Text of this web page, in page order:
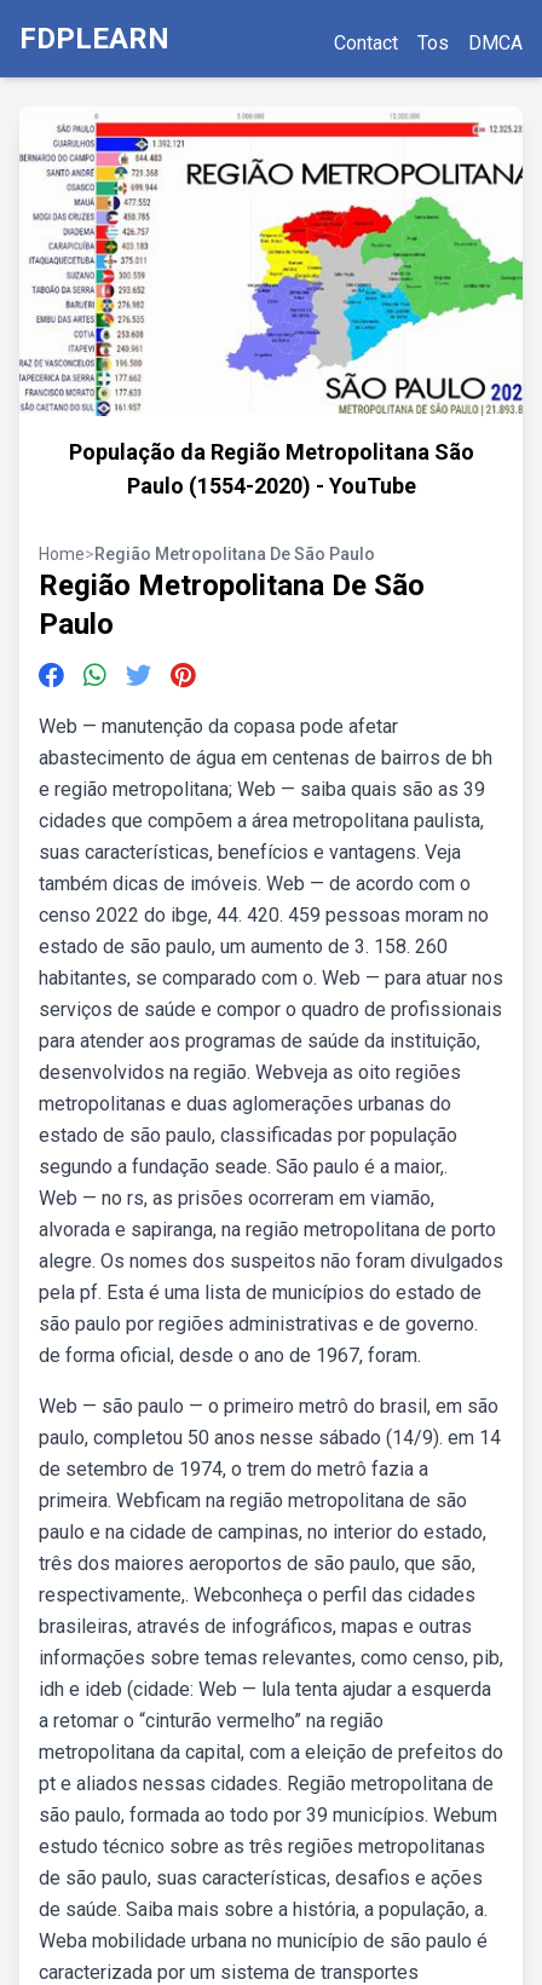
FDPLEARN Contact Tos DMCA
População da Região Metropolitana São
Paulo (1554-2020) - YouTube
Home>Região Metropolitana De São Paulo
Região Metropolitana De São
Paulo
Web — manutenção da copasa pode afetar
abastecimento de água em centenas de bairros de bh
e região metropolitana; Web — saiba quais são as 39
cidades que compõem a área metropolitana paulista,
suas características, benefícios e vantagens. Veja
também dicas de imóveis. Web — de acordo com o
censo 2022 do ibge, 44. 420. 459 pessoas moram no
estado de são paulo, um aumento de 3. 158. 260
habitantes, se comparado com o. Web — para atuar nos
serviços de saúde e compor o quadro de profissionais
para atender aos programas de saúde da instituição,
desenvolvidos na região. Webveja as oito regiões
metropolitanas e duas aglomerações urbanas do
estado de são paulo, classificadas por população
segundo a fundação seade. São paulo é a maior,.
Web — no rs, as prisões ocorreram em viamão,
alvorada e sapiranga, na região metropolitana de porto
alegre. Os nomes dos suspeitos não foram divulgados
pela pf. Esta é uma lista de municípios do estado de
são paulo por regiões administrativas e de governo.
de forma oficial, desde o ano de 1967, foram.
Web — são paulo — o primeiro metrô do brasil, em são
paulo, completou 50 anos nesse sábado (14/9). em 14
de setembro de 1974, o trem do metrô fazia a
primeira. Webficam na região metropolitana de são
paulo e na cidade de campinas, no interior do estado,
três dos maiores aeroportos de são paulo, que são,
respectivamente,. Webconheça o perfil das cidades
brasileiras, através de infográficos, mapas e outras
informações sobre temas relevantes, como censo, pib,
idh e ideb (cidade: Web — lula tenta ajudar a esquerda
a retomar o “cinturão vermelho” na região
metropolitana da capital, com a eleição de prefeitos do
pt e aliados nessas cidades. Região metropolitana de
são paulo, formada ao todo por 39 municípios. Webum
estudo técnico sobre as três regiões metropolitanas
de são paulo, suas características, desafios e ações
de saúde. Saiba mais sobre a história, a população, a.
Weba mobilidade urbana no município de são paulo é
caracterizada por um sistema de transportes